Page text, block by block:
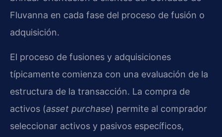
Fluvanna en cada fase del proceso de fusión o
adquisición.
El proceso de fusiones y adquisiciones
típicamente comienza con una evaluación de la
estructura de la transacción. La compra de
activos (asset purchase) permite al comprador
seleccionar activos y pasivos específicos,